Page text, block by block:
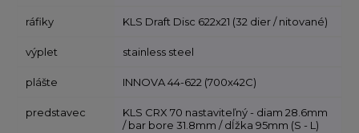
ráfiky KLS Draft Disc 622x21 (32 dier / nitované)
výplet stainless steel
plášte INNOVA 44-622 (700x42C)
predstavec
KLS CRX 70 nastaviteľný - diam 28.6mm
/ bar bore 31.8mm / dĺžka 95mm (S - L)